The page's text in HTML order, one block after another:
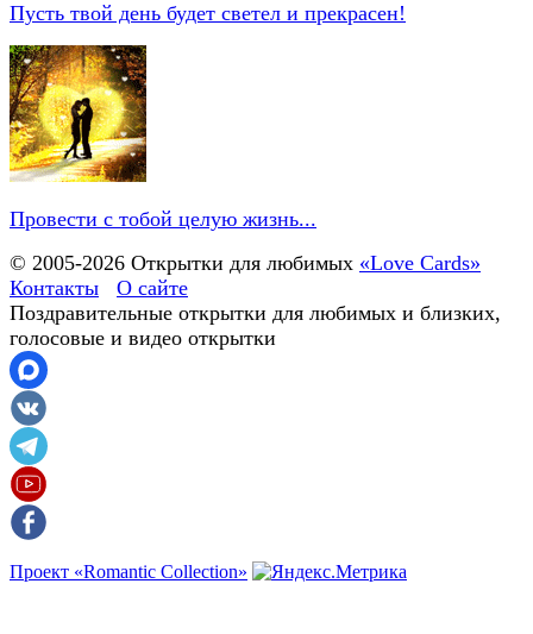
Пусть твой день будет светел и прекрасен!
Провести с тобой целую жизнь...
© 2005-2026 Открытки для любимых «Love Cards»
Контакты
О сайте
Поздравительные открытки для любимых и близких,
голосовые и видео открытки
Проект «Romantic Collection»